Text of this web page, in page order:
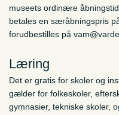
museets ordinære
betales en særåbningspris
forudbestilles på
Læring
Det er gratis for skoler og
gælder for folkeskoler,
gymnasier, tekniske skoler,